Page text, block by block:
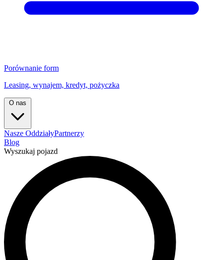
Porównanie form
Leasing, wynajem, kredyt, pożyczka
O nas
Nasze OddziałyPartnerzy
Blog
Wyszukaj pojazd